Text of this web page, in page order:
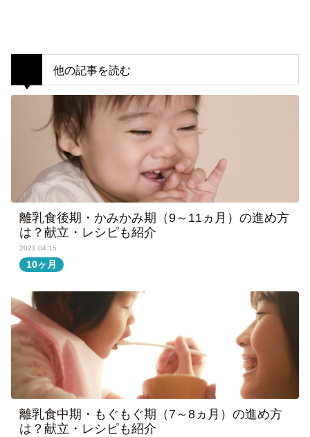
他の記事を読む
離乳食後期・かみかみ期（9～11ヵ月）の進め方
は？献立・レシピも紹介
2021.04.15
10ヶ月
離乳食中期・もぐもぐ期（7～8ヵ月）の進め方
は？献立・レシピも紹介